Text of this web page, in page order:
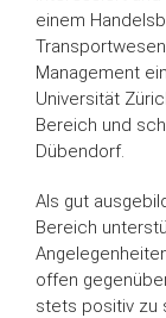
einem
Management
Universität
Bereich und
Dübendorf.
Als gut
Bereich
offen
stets positiv zu